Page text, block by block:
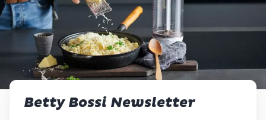
Betty Bossi Newsletter